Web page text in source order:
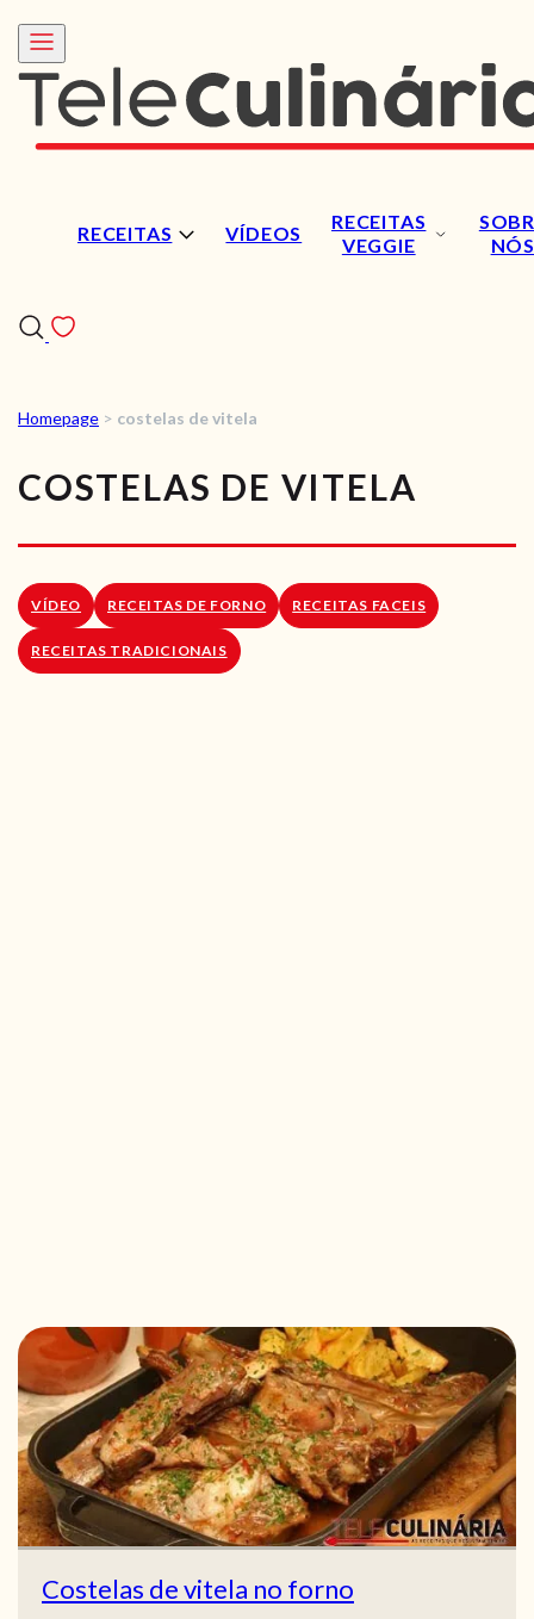
RECEITAS VÍDEOS
RECEITAS
VEGGIE
NÓS
RECEITAS
VÍDEOS
RECEITAS VEGGIE
SOBRE NÓS
LOJA ONLINE
Homepage > costelas de vitela
COSTELAS DE VITELA
VÍDEO RECEITAS DE FORNO RECEITAS FACEIS
RECEITAS TRADICIONAIS
Costelas de vitela no forno